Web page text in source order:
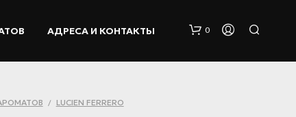
АДРЕСА И КОНТАКТЫ 0
/ LUCIEN FERRERO